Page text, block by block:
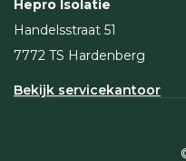
Hepro Isolatie
Handelsstraat 51
7772 TS Hardenberg
Bekijk servicekantoor